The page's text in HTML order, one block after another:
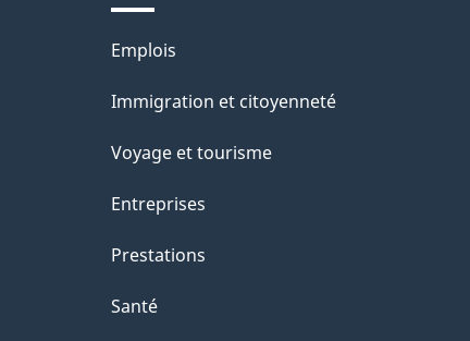
s
d
e
l
a
p
Thèmes
et
Emplois
Immigration et citoyenneté
Voyage et tourisme
Entreprises
Prestations
Santé